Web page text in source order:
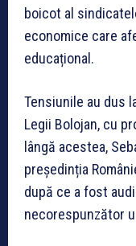
boicot al
economice care
educațional.
Tensiunile au dus
Legii Bolojan, cu
lângă acestea,
președinția
după ce a fost
necorespunzător